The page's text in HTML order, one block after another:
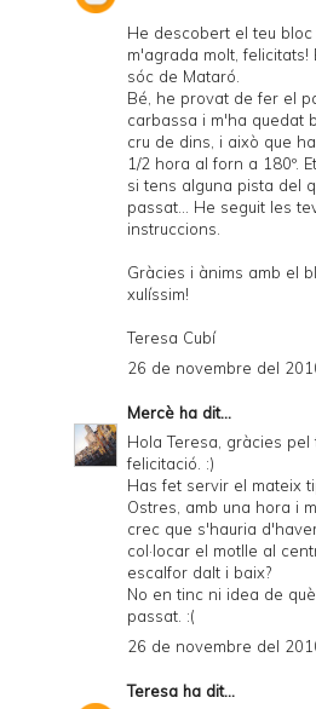
He descobert el teu
m'agrada molt, felicitats!
sóc de Mataró.
Bé, he provat de fer el
carbassa i m'ha quedat
cru de dins, i això que
1/2 hora al forn a 180º.
si tens alguna pista del
passat... He seguit les
instruccions.
Gràcies i ànims amb el
xulíssim!
Teresa Cubí
26 de novembre del
Mercè ha dit...
Hola Teresa, gràcies pel
felicitació. :)
Has fet servir el mateix
Ostres, amb una hora i
crec que s'hauria
col·locar el motlle al
escalfor dalt i baix?
No en tinc ni idea de
passat. :(
26 de novembre del
Teresa ha dit...